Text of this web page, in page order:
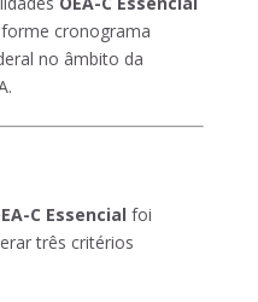
cronograma
no âmbito da
C Essencial foi
três critérios